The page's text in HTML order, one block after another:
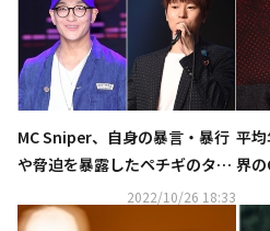
MC Sniper、自身の暴言・暴行
や脅迫を暴露したペチギのタク
に反論…新たに大麻吸引に言及
も
2022/10/26 18:33
平
界
9月